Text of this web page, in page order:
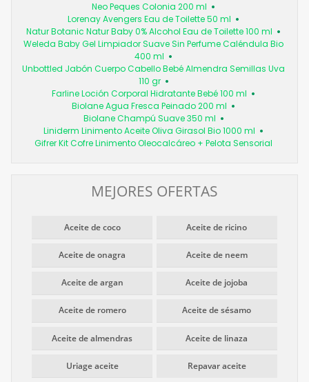
Neo Peques Colonia 200 ml
Lorenay Avengers Eau de Toilette 50 ml
Natur Botanic Natur Baby 0% Alcohol Eau de Toilette 100 ml
Weleda Baby Gel Limpiador Suave Sin Perfume Caléndula Bio
400 ml
Unbottled Jabón Cuerpo Cabello Bebé Almendra Semillas Uva
110 gr
Farline Loción Corporal Hidratante Bebé 100 ml
Biolane Agua Fresca Peinado 200 ml
Biolane Champú Suave 350 ml
Liniderm Linimento Aceite Oliva Girasol Bio 1000 ml
Gifrer Kit Cofre Linimento Oleocalcáreo + Pelota Sensorial
MEJORES OFERTAS
Aceite de coco Aceite de ricino
Aceite de onagra Aceite de neem
Aceite de argan Aceite de jojoba
Aceite de romero Aceite de sésamo
Aceite de almendras Aceite de linaza
Uriage aceite Repavar aceite